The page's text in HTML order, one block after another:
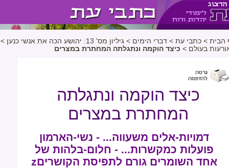
הבית > כתבי עת > דברי הימים > גיליון מס' 13: יהושע הכה את אנשי כנען
>
בעולם > כיצד הוקמה ונתגלתה המחתרת במצרים
כיצד הוקמה ונתגלתה
המחתרת במצרים
דמויות-אלים משעווה... - נשי-הארמון
פועלות כמקשרות... - חלום-בלהות של
אחד השומרים גורם לתפיסת הקושריםz